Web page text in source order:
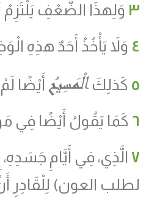
٣ وَلِهذَا الضَّعْفِ
٤ وَلاَ يَأْخُذُ أَحَدٌ هذِهِ
٥ كَذلِكَالْمَسِيحُ أَيْضًا
٦ كَمَا يَقُولُ أَيْضًا فِي
٧ الَّذِي، فِي أَيَّامِ
لطلب العون) لِلْقَادِرِ